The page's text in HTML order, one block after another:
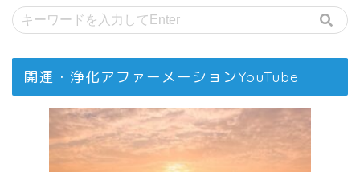
開運・浄化アファーメーションYouTube